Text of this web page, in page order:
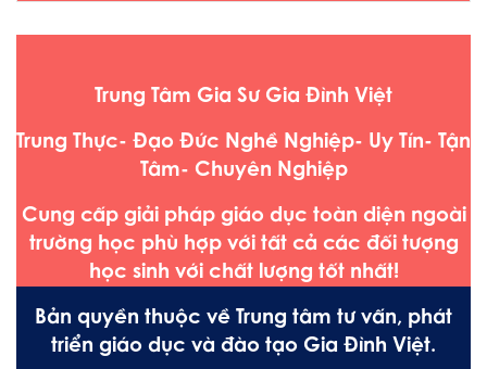
Trung Tâm Gia Sư Gia Đình Việt
Trung Thực- Đạo Đức Nghề Nghiệp- Uy Tín- Tận
Tâm- Chuyên Nghiệp
Cung cấp giải pháp giáo dục toàn diện ngoài
trường học phù hợp với tất cả các đối tượng
học sinh với chất lượng tốt nhất!
Bản quyền thuộc về Trung tâm tư vấn, phát
triển giáo dục và đào tạo Gia Đình Việt.